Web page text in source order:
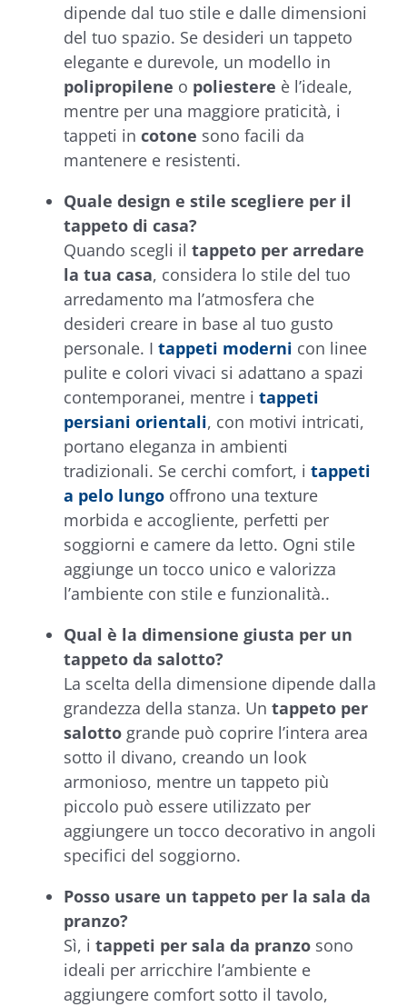
dipende dal tuo stile e dalle dimensioni
del tuo spazio. Se desideri un tappeto
elegante e durevole, un modello in
polipropilene o poliestere è l’ideale,
mentre per una maggiore praticità, i
tappeti in cotone sono facili da
mantenere e resistenti.
Quale design e stile scegliere per il
tappeto di casa?
Quando scegli il tappeto per arredare
la tua casa, considera lo stile del tuo
arredamento ma l’atmosfera che
desideri creare in base al tuo gusto
personale. I tappeti moderni con linee
pulite e colori vivaci si adattano a spazi
contemporanei, mentre i tappeti
persiani orientali, con motivi intricati,
portano eleganza in ambienti
tradizionali. Se cerchi comfort, i tappeti
a pelo lungooffrono una texture
morbida e accogliente, perfetti per
soggiorni e camere da letto. Ogni stile
aggiunge un tocco unico e valorizza
l’ambiente con stile e funzionalità..
Qual è la dimensione giusta per un
tappeto da salotto?
La scelta della dimensione dipende dalla
grandezza della stanza. Un tappeto per
salottogrande può coprire l’intera area
sotto il divano, creando un look
armonioso, mentre un tappeto più
piccolo può essere utilizzato per
aggiungere un tocco decorativo in angoli
specifici del soggiorno.
Posso usare un tappeto per la sala da
pranzo?
Sì, i tappeti per sala da pranzosono
ideali per arricchire l’ambiente e
aggiungere comfort sotto il tavolo,